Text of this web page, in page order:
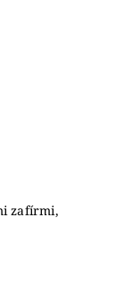
zafírmi,